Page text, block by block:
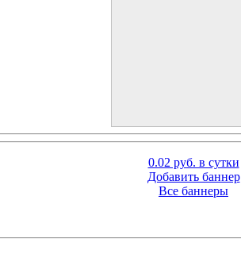
0.02 руб. в сутки
Добавить баннер
Все баннеры